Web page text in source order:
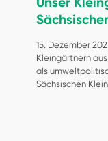
15. Dezember
Kleingärtnern
als
Sächsischen